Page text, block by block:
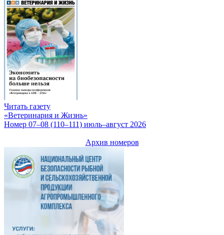
Читать газету
«Ветеринария и Жизнь»
Номер 07–08 (110–111) июль–август 2026
Архив номеров